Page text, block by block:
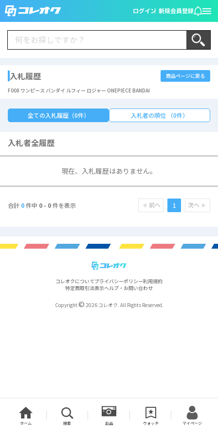
ログイン 新規会員登録
入札履歴
商品ページに戻る
F008 ワンピース バンダイ ルフィー ロジャー ONEPIECE BANDAI
全ての入札履歴（0件） 入札者の順位 （0件）
入札者全履歴
現在、入札履歴はありません。
合計 0件中 0 - 0件を表示 前へ 1 次へ
コレオクについてプライバシーポリシー利用規約
特定商取引法表示ヘルプ・お問い合わせ
Copyright© 2026 コレオク. All Rights Reserved.
ホーム 検索 出品 ウォッチ マイページ